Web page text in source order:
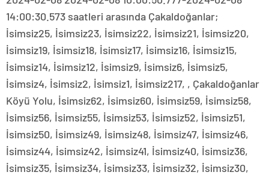
14:00:30.573 saatleri arasında Çakaldoğanlar;
İsimsiz25, İsimsiz23, İsimsiz22, İsimsiz21, İsimsiz20,
İsimsiz19, İsimsiz18, İsimsiz17, İsimsiz16, İsimsiz15,
İsimsiz14, İsimsiz12, İsimsiz9, İsimsiz6, İsimsiz5,
İsimsiz4, İsimsiz2, İsimsiz1, İsimsiz217, , Çakaldoğanlar
Köyü Yolu, İsimsiz62, İsimsiz60, İsimsiz59, İsimsiz58,
İsimsiz56, İsimsiz55, İsimsiz53, İsimsiz52, İsimsiz51,
İsimsiz50, İsimsiz49, İsimsiz48, İsimsiz47, İsimsiz46,
İsimsiz44, İsimsiz42, İsimsiz41, İsimsiz40, İsimsiz36,
İsimsiz35, İsimsiz34, İsimsiz33, İsimsiz32, İsimsiz30,